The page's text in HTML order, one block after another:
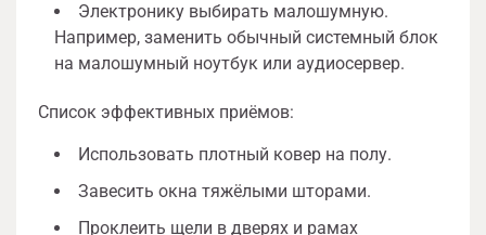
Электронику выбирать малошумную.
Например, заменить обычный системный блок
на малошумный ноутбук или аудиосервер.
Список эффективных приёмов:
Использовать плотный ковер на полу.
Завесить окна тяжёлыми шторами.
Проклеить щели в дверях и рамах